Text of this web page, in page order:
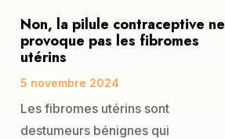
Non, la pilule contraceptive ne
provoque pas les fibromes
utérins
5 novembre 2024
Les fibromes utérins sont
destumeurs bénignes qui